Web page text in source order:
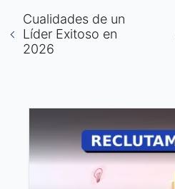
Cualidades de un
Líder Exitoso en
2026